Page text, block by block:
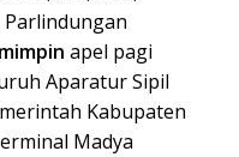
Parlindungan
apel pagi
Aparatur Sipil
Kabupaten
Madya